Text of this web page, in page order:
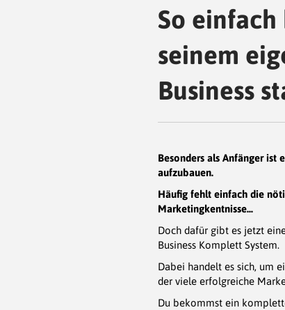
So
seinem
Business
Besonders als Anfänger ist
aufzubauen.
Häufig fehlt einfach die
Marketingkentnisse...
Doch dafür gibt es jetzt
Business Komplett System.
Dabei handelt es sich, um
der viele erfolgreiche
Du bekommst ein